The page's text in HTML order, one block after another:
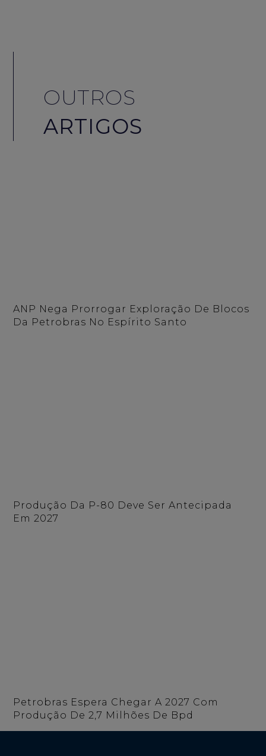
OUTROS
ARTIGOS
ANP Nega Prorrogar Exploração De Blocos
Da Petrobras No Espírito Santo
Produção Da P-80 Deve Ser Antecipada
Em 2027
Petrobras Espera Chegar A 2027 Com
Produção De 2,7 Milhões De Bpd